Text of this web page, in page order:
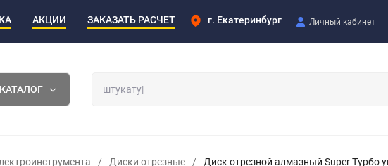
АКЦИИ ЗАКАЗАТЬ РАСЧЕТ г. Екатеринбург Личный кабинет
КАТАЛОГ
/ Диски отрезные / Диск отрезной алмазный Super Турбо